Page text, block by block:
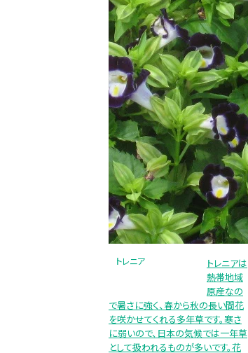
トレニア
トレニアは
熱帯地域
原産なの
で暑さに強く、春から秋の長い間花
を咲かせてくれる多年草です。寒さ
に弱いので、日本の気候では一年草
として扱われるものが多いです。花